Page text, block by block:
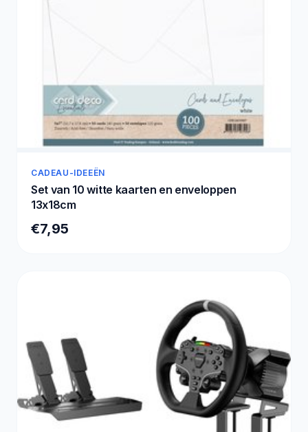
CADEAU-IDEEËN
Set van 10 witte kaarten en enveloppen
13x18cm
€7,95